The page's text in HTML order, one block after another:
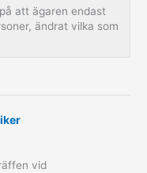
att ägaren endast
ändrat vilka som
vid